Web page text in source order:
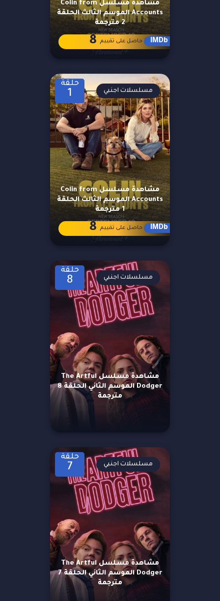
مشاهدة مسلسل Colin from
Accounts الموسم الثالث الحلقة
2 مترجمة
IMDb حاصل على تقييم 8
حلقة
1
مشاهدة مسلسل Colin from
Accounts الموسم الثالث الحلقة
1 مترجمة
مسلسلات اجنبي
IMDb حاصل على تقييم 8
حلقة
8
مشاهدة مسلسل The Artful
Dodger الموسم الثاني الحلقة 8
مترجمة
مسلسلات اجنبي
حلقة
7
مشاهدة مسلسل The Artful
Dodger الموسم الثاني الحلقة 7
مترجمة
مسلسلات اجنبي